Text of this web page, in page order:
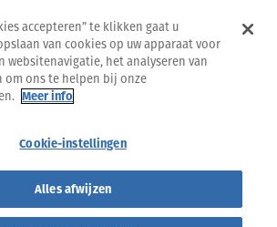
die bij JOU past!
op zoek naar getalenteerde
accepteren” te klikken gaat u
van cookies op uw apparaat voor
websitenavigatie, het analyseren van
om ons te helpen bij onze
Meer info
Cookie-instellingen
Alles afwijzen